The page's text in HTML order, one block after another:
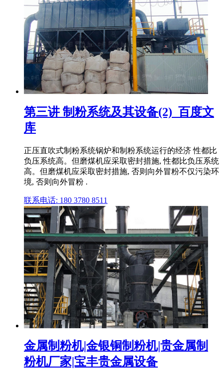
第三讲 制粉系统及其设备(2)_百度文
库
正压直吹式制粉系统锅炉和制粉系统运行的经济 性都比
负压系统高。但磨煤机应采取密封措施, 性都比负压系统
高。但磨煤机应采取密封措施, 否则向外冒粉不仅污染环
境, 否则向外冒粉 .
联系电话: 180 3780 8511
金属制粉机|金银铜制粉机|贵金属制
粉机厂家|宝丰贵金属设备